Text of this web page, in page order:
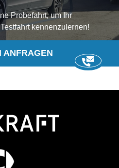
Probefahrt, um Ihr
kennenzulernen!
ANFRAGEN